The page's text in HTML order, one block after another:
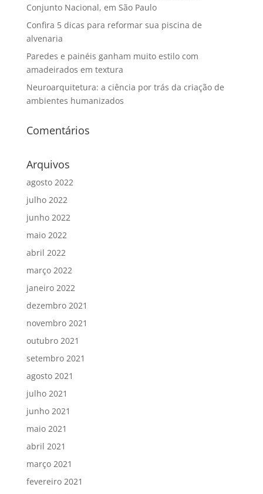
Conjunto Nacional, em São Paulo
Confira 5 dicas para reformar sua piscina de
alvenaria
Paredes e painéis ganham muito estilo com
amadeirados em textura
Neuroarquitetura: a ciência por trás da criação de
ambientes humanizados
Comentários
Arquivos
agosto 2022
julho 2022
junho 2022
maio 2022
abril 2022
março 2022
janeiro 2022
dezembro 2021
novembro 2021
outubro 2021
setembro 2021
agosto 2021
julho 2021
junho 2021
maio 2021
abril 2021
março 2021
fevereiro 2021